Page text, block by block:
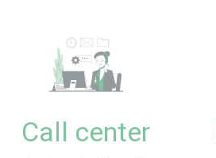
Call center